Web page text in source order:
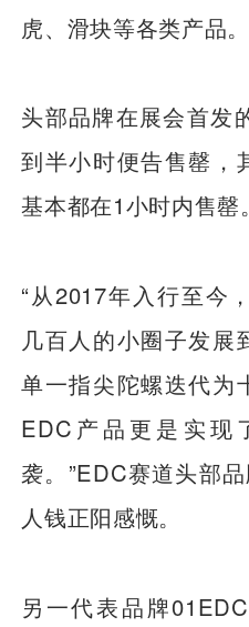
虎、滑块等各类产品。
头部品牌在展会首发
到半小时便告售罄，
基本都在1小时内售罄。
“从2017年入行至今
几百人的小圈子发展
单一指尖陀螺迭代为
EDC产品更是实现
袭。”EDC赛道头部
人钱正阳感慨。
另一代表品牌